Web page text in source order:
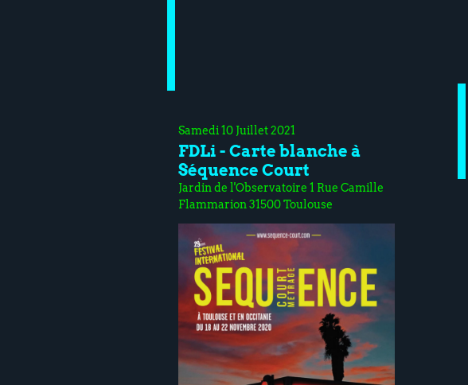
Samedi 10 Juillet 2021
FDLi - Carte blanche à
Séquence Court
Jardin de l'Observatoire 1 Rue Camille
Flammarion 31500 Toulouse